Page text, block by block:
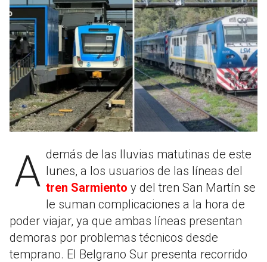
Además de las lluvias matutinas de este lunes, a los usuarios de las líneas del
tren Sarmiento y del tren San Martín se
le suman complicaciones a la hora de
poder viajar, ya que ambas líneas presentan
demoras por problemas técnicos desde
temprano. El Belgrano Sur presenta recorrido